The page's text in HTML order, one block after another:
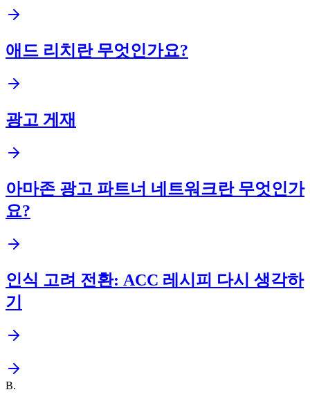
애드 리치란 무엇인가요?
광고 게재
아마존 광고 파트너 네트워크란 무엇인가
요?
인식 고려 전환: ACC 레시피 다시 생각하
기
B.